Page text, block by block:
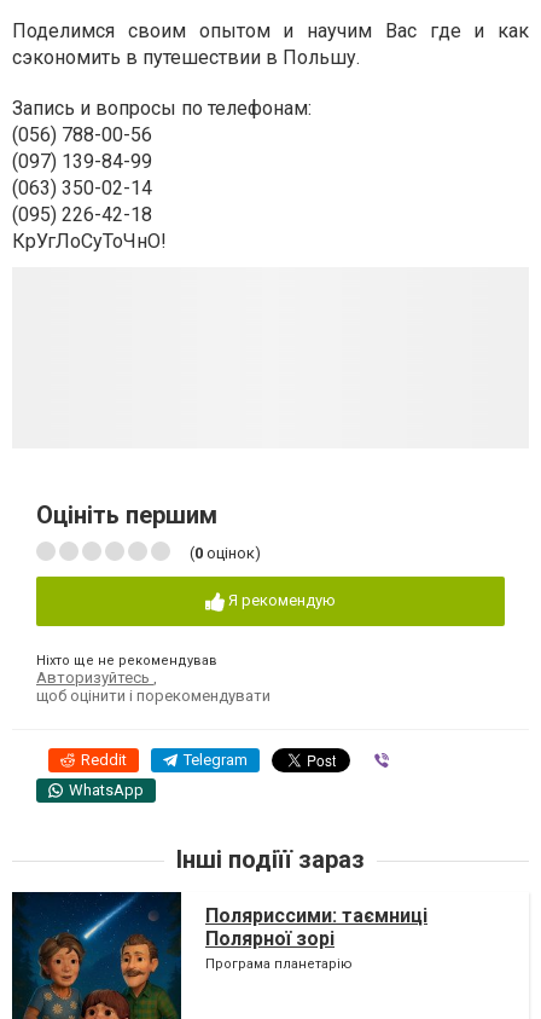
Поделимся своим опытом и научим Вас где и как
сэкономить в путешествии в Польшу.
Запись и вопросы по телефонам:
(056) 788-00-56
(097) 139-84-99
(063) 350-02-14
(095) 226-42-18
КрУгЛоСуТоЧнО!
Оцініть першим
(0 оцінок)
Я рекомендую
Ніхто ще не рекомендував
Авторизуйтесь
щоб оцінити і порекомендувати
Reddit Telegram
WhatsApp
Інші подіїї зараз
Поляриссими: таємниці
Полярної зорі
Програма планетарію